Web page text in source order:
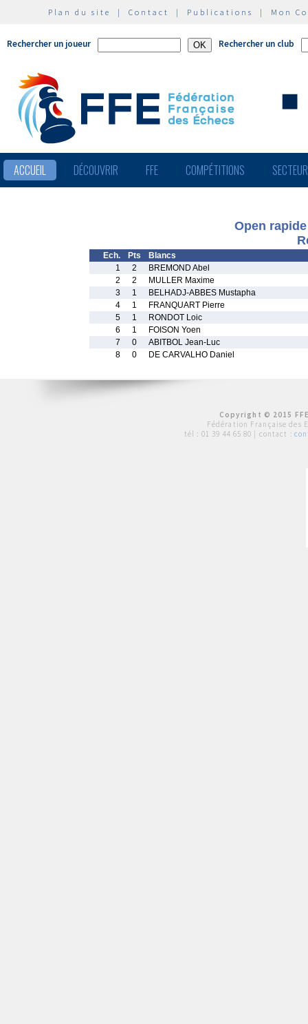
Plan du site | Contact | Publications | Mon
Rechercher un joueur Rechercher un club
ACCUEIL DÉCOUVRIR FFE COMPÉTITIONS
Open
Ech. Pts
Blancs
1
2
BREMOND Abel
2
2
MULLER Maxime
3
1
BELHADJ-ABBES Mustapha
4
1
FRANQUART Pierre
5
1
RONDOT Loic
6
1
FOISON Yoen
7
0
ABITBOL Jean-Luc
8
0 DE CARVALHO Daniel
Copyright © 2015
Fédération Française des
tél : 01 39 44 65 80 | contact :